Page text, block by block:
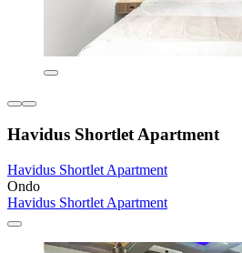
Havidus Shortlet Apartment
Havidus Shortlet Apartment
Ondo
Havidus Shortlet Apartment